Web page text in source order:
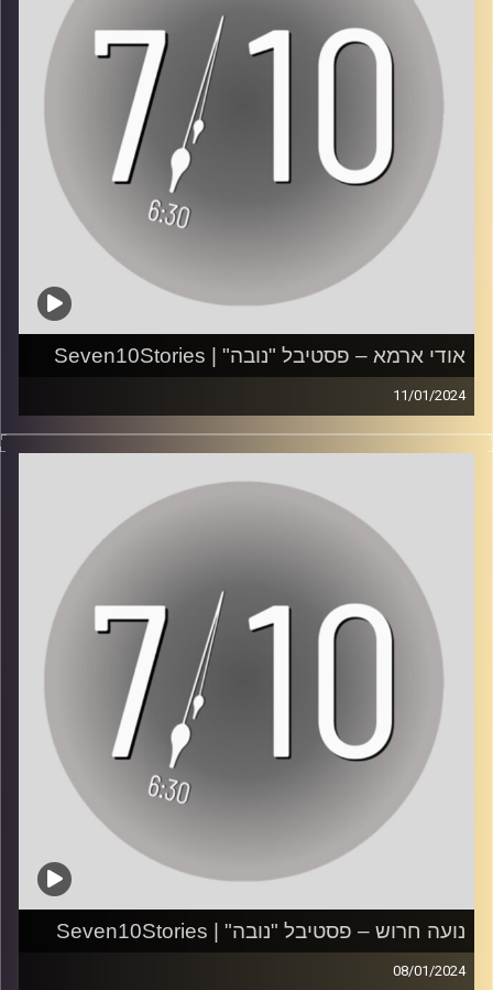
אתר הפרויקט:https://seven10stories.com/
קרדיט תמונות:
35 קילומטרים בארבע שעות עד שהגיעו ממתחם נובה למושב
פטיש. על תמונת האוטו האדום שלא תעזוב את אופק כל חייו,
ועל הסיבה שהם בטוחים שיחזרו לרקוד.
צילום: גדי מזרחי ותומר שטילר
עריכת וידאו: ענבר בוחניק
עריכת פודקאסט: עינת סחייק
עמוד האינסטגרם של הפרויקט:
https://www.instagram.com/seven10stories/
עמוד היוטיוב של
הפרויקט:https://www.youtube.com/watch?v=rn-
58VDLF5g
אתר הפרויקט:https://seven10stories.com/
לפניות: seventenstories@gmail.com
אודי ארמא – פסטיבל "נובה" | Seven10Stories
11/01/2024
*אזהרת תוכן קשה לשמיעה*
אודי ארמא, בן 37 מבת ים, ניצל מהמסיבה ברעים לאחר
שהסתתר במשך שש שעות בבוטקה של ההפקה.
"ראיתי כמויות של מחבלים יורים בכל מקום. ראיתי צעירים
נופלים על הרצפה והמחבלים מוודאים בהם הריגה ואז לוקחים
מהגופות שעונים, טלפונים, ארנקים. שמעתי צרחות בערבית
לידי. עשיתי שרירים בכל הגוף וידעתי שאני הולך לקבל את זה.
אמרתי לאלוהים: 'זה לא הזמן שלי'. אחרי שש שעות שמענו
חיילים".
ראיון: שקד מזרחי
צילום: גדי מזרחי, מאיה מור ושרון קרפ
עריכת וידאו: ענבר בוחניק
עריכת פודקאסט: עינת סחייק
נועה חרוש – פסטיבל "נובה" | Seven10Stories
08/01/2024